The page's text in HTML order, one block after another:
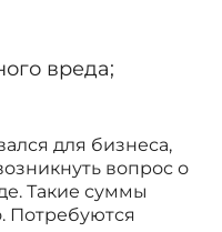
вреда;
для бизнеса,
вопрос о
Такие суммы
Потребуются